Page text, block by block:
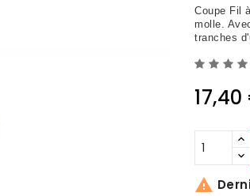
Coupe Fil
molle.
tranches
